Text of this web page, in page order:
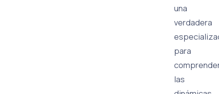
una
verdadera
para
las